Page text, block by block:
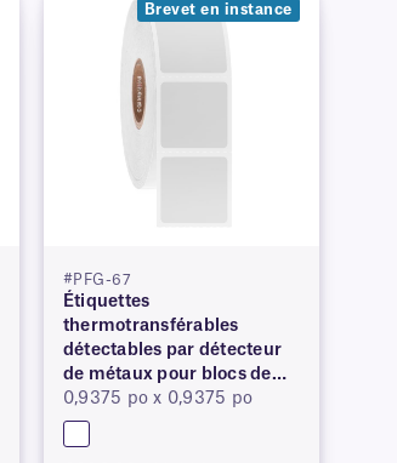
Brevet en instance
#PFG-67
Étiquettes
thermotransférables
détectables par détecteur
de métaux pour blocs de
cire de paraffine
0,9375 po x 0,9375 po